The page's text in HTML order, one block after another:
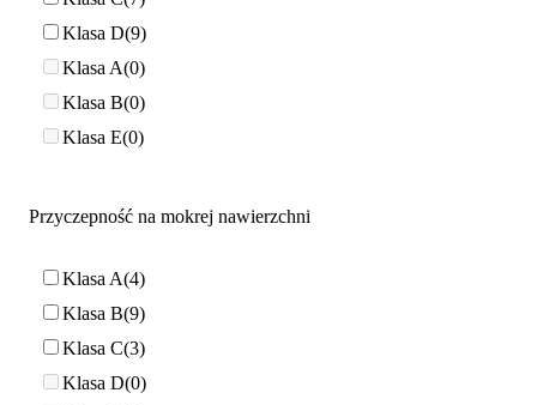
Klasa D 9
Klasa A 0
Klasa B 0
Klasa E 0
Przyczepność na mokrej nawierzchni
Klasa A 4
Klasa B 9
Klasa C 3
Klasa D 0